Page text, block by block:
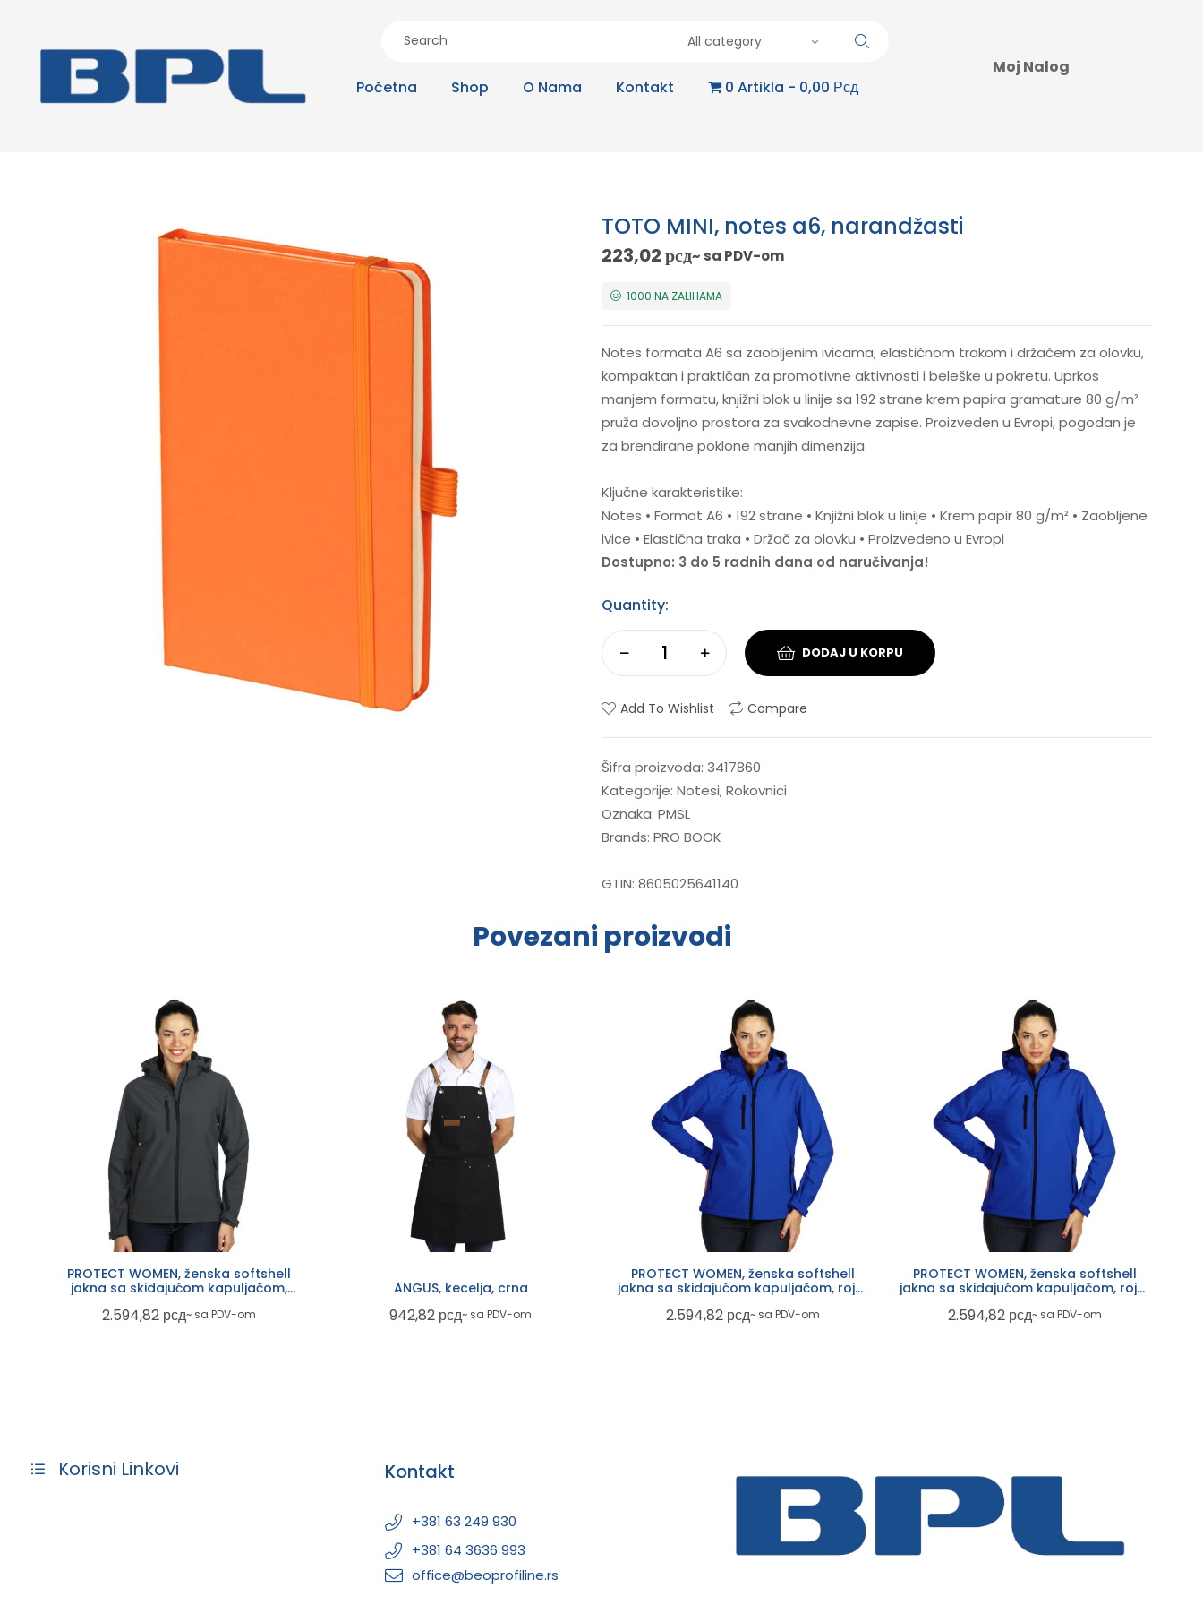
All category
Početna Shop O Nama Kontakt 0 Artikla 0,00 Рсд
Moj Nalog
TOTO MINI, notes a6, narandžasti
223,02рсд~ sa PDV-om
1000 NA ZALIHAMA
Notes formata A6 sa zaobljenim ivicama, elastičnom trakom i držačem za olovku,
kompaktan i praktičan za promotivne aktivnosti i beleške u pokretu. Uprkos
manjem formatu, knjižni blok u linije sa 192 strane krem papira gramature 80 g/m²
pruža dovoljno prostora za svakodnevne zapise. Proizveden u Evropi, pogodan je
za brendirane poklone manjih dimenzija.
Ključne karakteristike:
Notes • Format A6 • 192 strane • Knjižni blok u linije • Krem papir 80 g/m² • Zaobljene
ivice • Elastična traka • Držač za olovku • Proizvedeno u Evropi
Dostupno: 3 do 5 radnih dana od naručivanja!
Quantity:
DODAJ U KORPU
Add To Wishlist Compare
Šifra proizvoda: 3417860
Kategorije: Notesi,Rokovnici
Oznaka: PMSL
Brands: PRO BOOK
GTIN: 8605025641140
Povezani proizvodi
PROTECT WOMEN, ženska softshell
jakna sa skidajućom kapuljačom,
2.594,82 рсд~ sa PDV-om
ANGUS, kecelja, crna
942,82 рсд~ sa PDV-om
PROTECT WOMEN, ženska softshell
jakna sa skidajućom kapuljačom, rojal
2.594,82 рсд~ sa PDV-om
PROTECT WOMEN, ženska softshell
jakna sa skidajućom kapuljačom, rojal
2.594,82 рсд~ sa PDV-om
Korisni Linkovi Kontakt
+381 63 249 930
+381 64 3636 993
office@beoprofiline.rs